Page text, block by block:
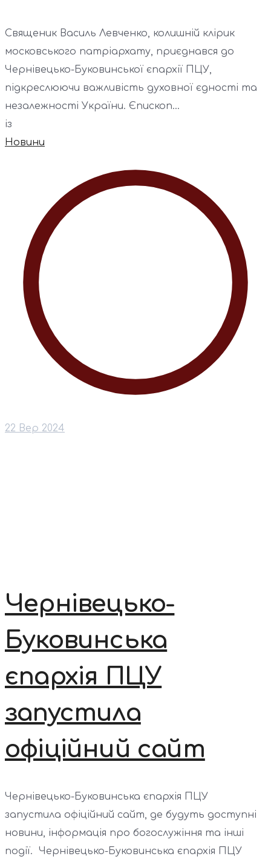
Священик Василь Левченко, колишній клірик
московського патріархату, приєднався до
Чернівецько-Буковинської єпархії ПЦУ,
підкреслюючи важливість духовної єдності та
незалежності України. Єпископ...
із
Новини
22 Вер 2024
Чернівецько-
Буковинська
єпархія ПЦУ
запустила
офіційний сайт
Чернівецько-Буковинська єпархія ПЦУ
запустила офіційний сайт, де будуть доступні
новини, інформація про богослужіння та інші
події. Чернівецько-Буковинська єпархія ПЦУ